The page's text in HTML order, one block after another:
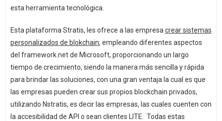
esta herramienta tecnológica.
Esta plataforma Stratis, les ofrece a las empresa crear sistemas
personalizados de blokchain, empleando diferentes aspectos
del framework.net de Microsoft, proporcionando un largo
tiempo de crecimiento, siendo la manera más sencilla y rápida
para brindar las soluciones, con una gran ventaja la cual es que
las empresas pueden crear sus propios blockchain privados,
utilizando Nstratis, es decir las empresas, las cuales cuenten con
la accesibilidad de API o sean clientes LITE. Todas estas